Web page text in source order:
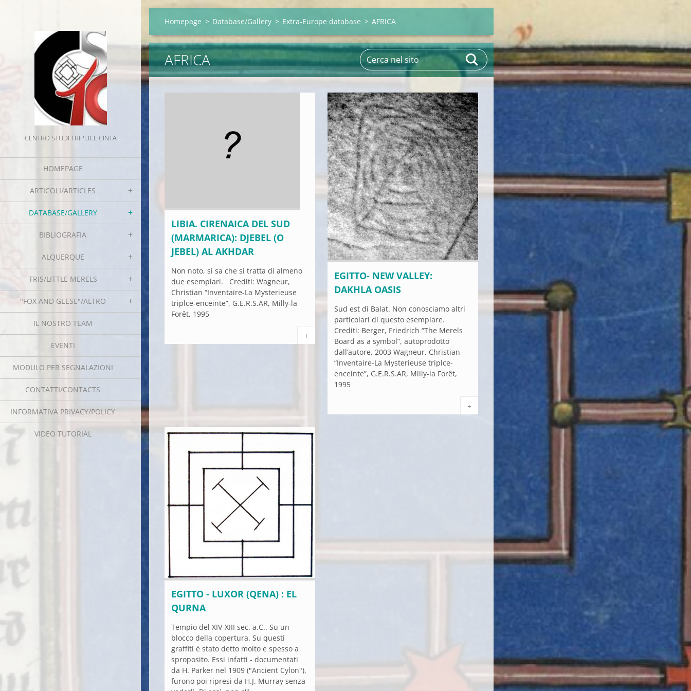
CENTRO STUDI TRIPLICE CINTA
HOMEPAGE
ARTICOLI/ARTICLES
DATABASE/GALLERY
BIBLIOGRAFIA
ALQUERQUE
TRIS/LITTLE MERELS
"FOX AND GEESE"/ALTRO
IL NOSTRO TEAM
EVENTI
MODULO PER SEGNALAZIONI
CONTATTI/CONTACTS
INFORMATIVA PRIVACY/POLICY
VIDEO TUTORIAL
Homepage > Database/Gallery > Extra-Europe database > AFRICA
AFRICA
LIBIA. CIRENAICA DEL SUD
(MARMARICA): DJEBEL (O
JEBEL) AL AKHDAR
Non noto, si sa che si tratta di almeno
due esemplari. Crediti: Wagneur,
Christian “Inventaire-La Mysterieuse
triplce-enceinte”, G.E.R.S.AR, Milly-la
Forêt, 1995
+
EGITTO- NEW VALLEY:
DAKHLA OASIS
Sud est di Balat. Non conosciamo altri
particolari di questo esemplare.
Crediti: Berger, Friedrich “The Merels
Board as a symbol”, autoprodotto
dall’autore, 2003 Wagneur, Christian
“Inventaire-La Mysterieuse triplce-
enceinte”, G.E.R.S.AR, Milly-la Forêt,
1995
+
EGITTO - LUXOR (QENA) : EL
QURNA
Tempio del XIV-XIII sec. a.C.. Su un
blocco della copertura. Su questi
graffiti è stato detto molto e spesso a
sproposito. Essi infatti - documentati
da H. Parker nel 1909 ("Ancient Cylon"),
furono poi ripresi da H.J. Murray senza